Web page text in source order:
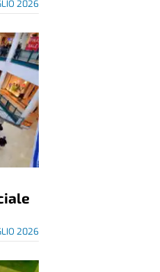
2026
2026